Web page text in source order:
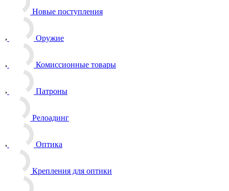
Новые поступления
Оружие
Комиссионные товары
Патроны
Релоадинг
Оптика
Крепления для оптики